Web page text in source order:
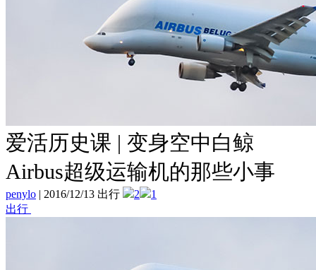
爱活历史课 | 变身空中白鲸
Airbus超级运输机的那些小事
penylo | 2016/12/13 出行 2
1
出行